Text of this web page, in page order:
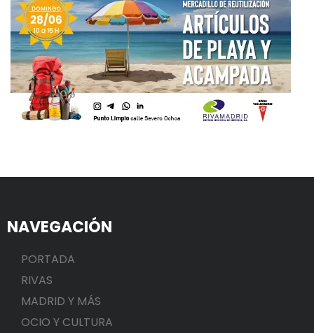
NAVEGACIÓN
PORTADA
RIVAS
MADRID Y MÁS
OCIO Y CULTURA